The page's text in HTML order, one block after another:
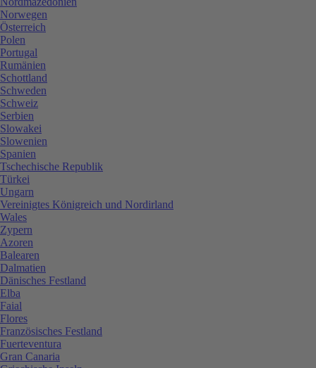
Norwegen
Österreich
Polen
Portugal
Rumänien
Schottland
Schweden
Schweiz
Serbien
Slowakei
Slowenien
Spanien
Tschechische Republik
Türkei
Ungarn
Vereinigtes Königreich und Nordirland
Wales
Zypern
Azoren
Balearen
Dalmatien
Dänisches Festland
Elba
Faial
Flores
Französisches Festland
Fuerteventura
Gran Canaria